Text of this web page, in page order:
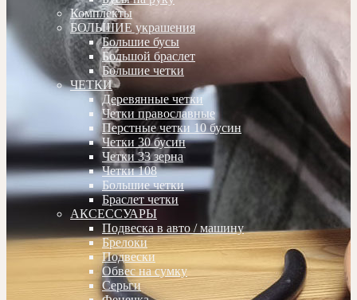
Комплекты
БОЛЬШИЕ украшения
Большие бусы
Большой браслет
Большие четки
ЧЕТКИ
Деревянные четки
Четки православные
Перстные четки 10 бусин
Четки 30 бусин
Четки 33 зерна
Четки 108
Большие четки
Браслет четки
АКСЕССУАРЫ
Подвеска в авто / машину
Брелоки
Подвески
Обвес на сумку
Серьги